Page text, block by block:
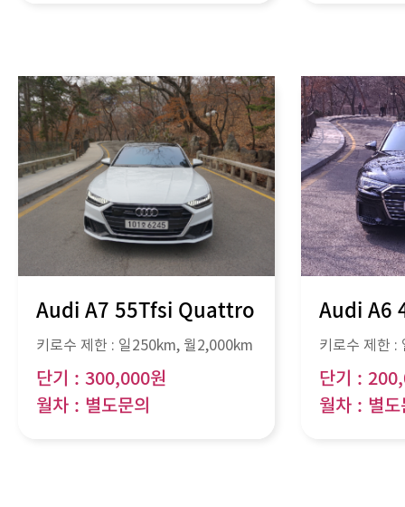
Audi A7 55Tfsi Quattro
키로수 제한 : 일250km, 월2,000km
단기 : 300,000원
월차 : 별도문의
Audi A6
키로수 제한 :
단기 :
월차 : 별